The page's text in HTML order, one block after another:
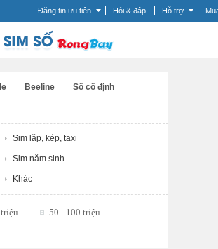
Đăng tin ưu tiên Hỏi & đáp Hỗ trợ
Beeline Số cố định
Sim lặp, kép, taxi
Sim năm sinh
Khác
50 - 100 triệu